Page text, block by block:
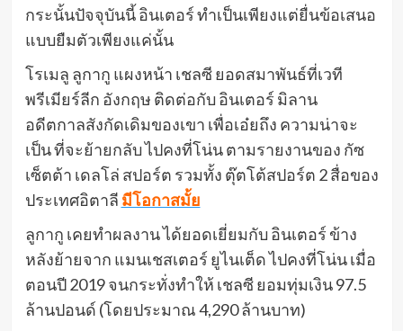
กระนั้นปัจจุบันนี้ อินเตอร์ ทำเป็นเพียงแต่ยื่นข้อเสนอ
แบบยืมตัวเพียงแค่นั้น
โรเมลู ลูกากู แผงหน้า เชลซี ยอดสมาพันธ์ที่เวที
พรีเมียร์ลีก อังกฤษ ติดต่อกับ อินเตอร์ มิลาน
อดีตกาลสังกัดเดิมของเขา เพื่อเอ๋ยถึง ความน่าจะ
เป็น ที่จะย้ายกลับ ไปคงที่โน่น ตามรายงานของ กัซ
เซ็ตต้า เดลโล่ สปอร์ต รวมทั้ง ตุ๊ตโต้สปอร์ต 2 สื่อของ
ประเทศอิตาลี มีโอกาสมั้ย
ลูกากู เคยทำผลงาน ได้ยอดเยี่ยมกับ อินเตอร์ ข้าง
หลังย้ายจาก แมนเชสเตอร์ ยูไนเต็ด ไปคงที่โน่น เมื่อ
ตอนปี 2019 จนกระทั่งทำให้ เชลซี ยอมทุ่มเงิน 97.5
ล้านปอนด์ (โดยประมาณ 4,290 ล้านบาท)